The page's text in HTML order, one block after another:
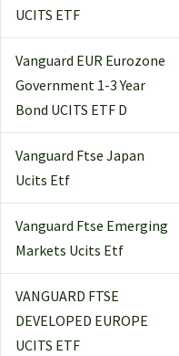
UCITS ETF
Vanguard EUR Eurozone
Government 1-3 Year
Bond UCITS ETF D
Vanguard Ftse Japan
Ucits Etf
Vanguard Ftse Emerging
Markets Ucits Etf
VANGUARD FTSE
DEVELOPED EUROPE
UCITS ETF